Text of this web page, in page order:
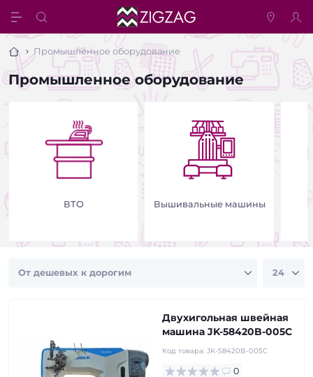
Промышленное оборудование
Промышленное оборудование
ВТО Вышивальные машины
Двухигольная швейная
машина JK-58420B-005C
Код товара: JK-58420B-005C
0